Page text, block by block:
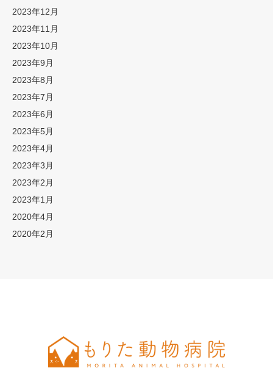
2023年12月
2023年11月
2023年10月
2023年9月
2023年8月
2023年7月
2023年6月
2023年5月
2023年4月
2023年3月
2023年2月
2023年1月
2020年4月
2020年2月